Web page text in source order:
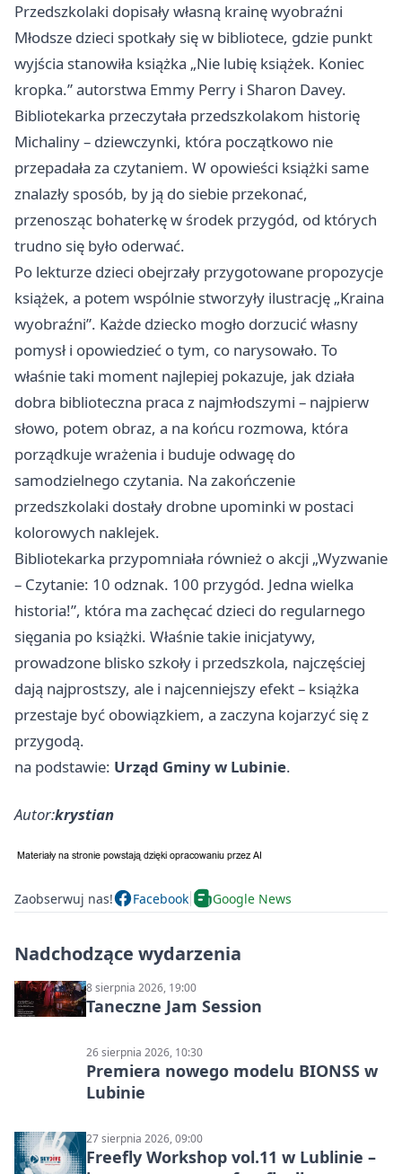
Przedszkolaki dopisały własną krainę wyobraźni
Młodsze dzieci spotkały się w bibliotece, gdzie punkt
wyjścia stanowiła książka „Nie lubię książek. Koniec
kropka.” autorstwa Emmy Perry i Sharon Davey.
Bibliotekarka przeczytała przedszkolakom historię
Michaliny – dziewczynki, która początkowo nie
przepadała za czytaniem. W opowieści książki same
znalazły sposób, by ją do siebie przekonać,
przenosząc bohaterkę w środek przygód, od których
trudno się było oderwać.
Po lekturze dzieci obejrzały przygotowane propozycje
książek, a potem wspólnie stworzyły ilustrację „Kraina
wyobraźni”. Każde dziecko mogło dorzucić własny
pomysł i opowiedzieć o tym, co narysowało. To
właśnie taki moment najlepiej pokazuje, jak działa
dobra biblioteczna praca z najmłodszymi – najpierw
słowo, potem obraz, a na końcu rozmowa, która
porządkuje wrażenia i buduje odwagę do
samodzielnego czytania. Na zakończenie
przedszkolaki dostały drobne upominki w postaci
kolorowych naklejek.
Bibliotekarka przypomniała również o akcji „Wyzwanie
– Czytanie: 10 odznak. 100 przygód. Jedna wielka
historia!”, która ma zachęcać dzieci do regularnego
sięgania po książki. Właśnie takie inicjatywy,
prowadzone blisko szkoły i przedszkola, najczęściej
dają najprostszy, ale i najcenniejszy efekt – książka
przestaje być obowiązkiem, a zaczyna kojarzyć się z
przygodą.
na podstawie: Urząd Gminy w Lubinie.
Autor:krystian
Zaobserwuj nas! Facebook Google News
Nadchodzące wydarzenia
8 sierpnia 2026, 19:00
Taneczne Jam Session
26 sierpnia 2026, 10:30
Premiera nowego modelu BIONSS w
Lubinie
27 sierpnia 2026, 09:00
Freefly Workshop vol.11 w Lublinie –